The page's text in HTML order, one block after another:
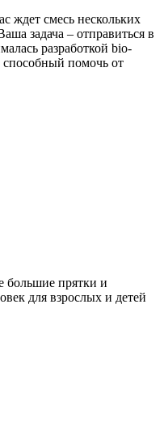
ждет смесь нескольких
задача – отправиться в
разработкой bio-
способный помочь от
большие прятки и
для взрослых и детей